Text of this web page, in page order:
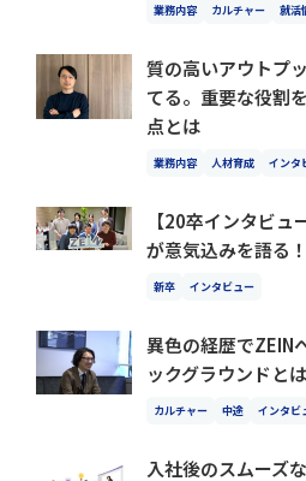
業務内容 カルチャー 就活
質の高いアウトプ
てる。重要な役割
点とは
業務内容 人材育成 インタ
【20卒インタビ
が意気込みを語る！
新卒 インタビュー
異色の経歴でZEIN
ックグラウンドとは
カルチャー 中途 インタビ
入社後のスムーズ